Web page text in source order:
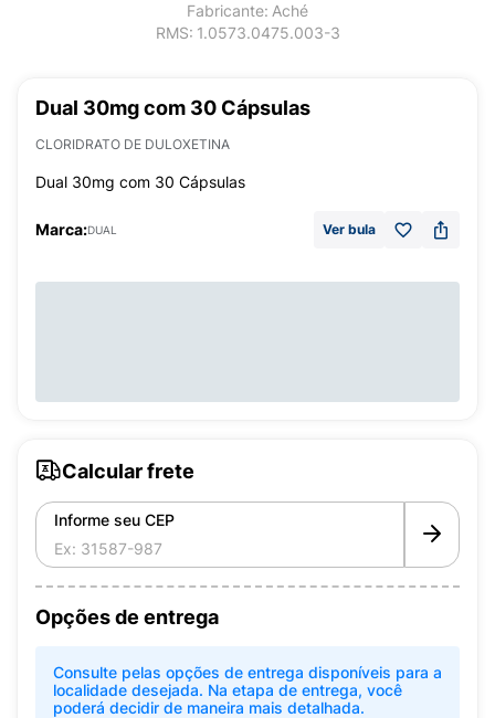
Fabricante: Aché
RMS: 1.0573.0475.003-3
Dual 30mg com 30 Cápsulas
CLORIDRATO DE DULOXETINA
Dual 30mg com 30 Cápsulas
Marca:DUAL Ver bula
Calcular frete
Informe seu CEP
Opções de entrega
Consulte pelas opções de entrega disponíveis para a
localidade desejada. Na etapa de entrega, você
poderá decidir de maneira mais detalhada.